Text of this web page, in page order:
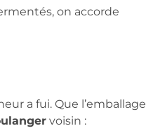
on accorde
a fui. Que l’emballage
voisin :